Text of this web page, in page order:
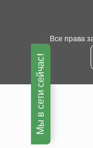
Все права
Мы в сети сейчас!